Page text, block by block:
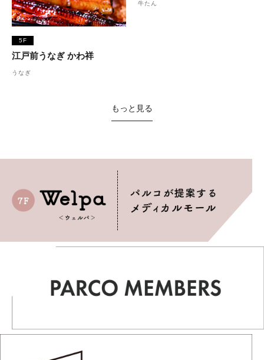
5F
江戸前うなぎ かわ祥
うなぎ
牛たん
もっと見る